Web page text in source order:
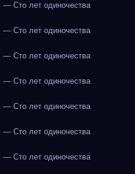
— Сто лет одиночества
— Сто лет одиночества
— Сто лет одиночества
— Сто лет одиночества
— Сто лет одиночества
— Сто лет одиночества
— Сто лет одиночества